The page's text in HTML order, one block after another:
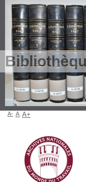
A- A A+